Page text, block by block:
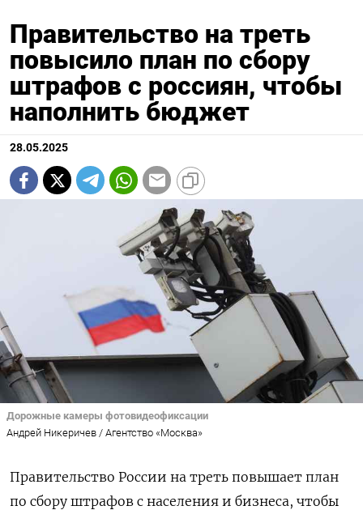
Правительство на треть
повысило план по сбору
штрафов с россиян, чтобы
наполнить бюджет
28.05.2025
Дорожные камеры фотовидеофиксации
Андрей Никеричев / Агентство «Москва»
Правительство России на треть повышает план
по сбору штрафов с населения и бизнеса, чтобы